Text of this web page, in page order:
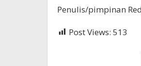
Penulis/pimpinan
Post Views: 513